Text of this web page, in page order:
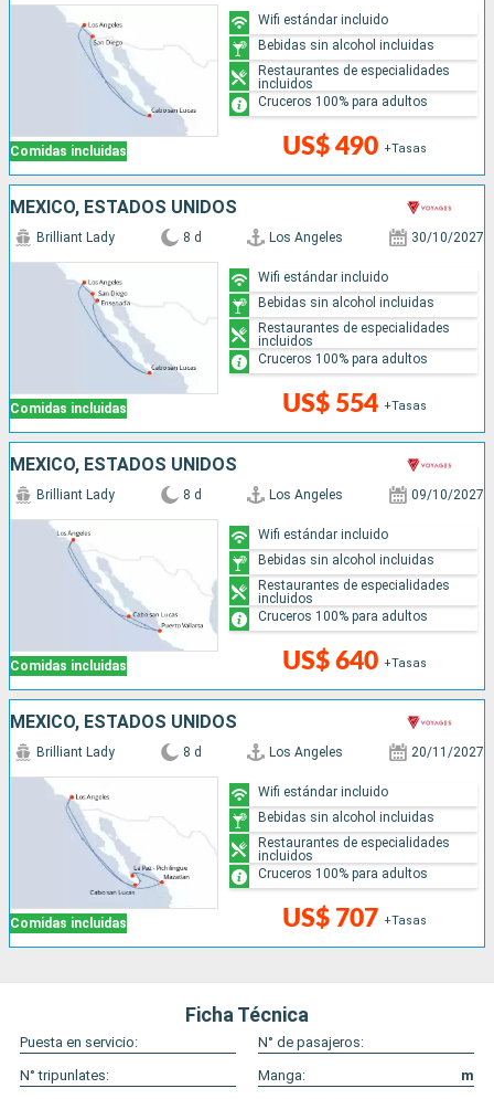
Comidas incluidas US$ 490 +Tasas
Wifi estándar incluido
Bebidas sin alcohol incluidas
Restaurantes de especialidades
incluidos
Cruceros 100% para adultos
MÉXICO, ESTADOS UNIDOS
Comidas incluidas
Brilliant Lady 8 d Los Angeles 30/10/2027
US$ 554 +Tasas
Wifi estándar incluido
Bebidas sin alcohol incluidas
Restaurantes de especialidades
incluidos
Cruceros 100% para adultos
MÉXICO, ESTADOS UNIDOS
Comidas incluidas
Brilliant Lady 8 d Los Angeles 09/10/2027
US$ 640 +Tasas
Wifi estándar incluido
Bebidas sin alcohol incluidas
Restaurantes de especialidades
incluidos
Cruceros 100% para adultos
MÉXICO, ESTADOS UNIDOS
Comidas incluidas
Brilliant Lady 8 d Los Angeles 20/11/2027
US$ 707 +Tasas
Wifi estándar incluido
Bebidas sin alcohol incluidas
Restaurantes de especialidades
incluidos
Cruceros 100% para adultos
Ficha Técnica
Puesta en servicio:
N° de pasajeros:
N° tripunlates:
Manga:
m